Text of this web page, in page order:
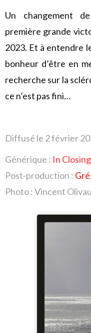
Un changement
première grande
2023. Et à entendre
bonheur d’être en
recherche sur la
ce n’est pas fini…
Diffusé le 2 février
Générique : In
Post-production :
Photo : Vincent